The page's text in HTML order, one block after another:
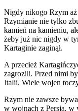
Nigdy nikogo Rzym aż
Rzymianie nie tylko
kamień na kamieniu,
żeby już nic nigdy w
Kartaginie zaginął.
A przecież
zagrozili. Przed nimi
Italii. Wiele wojen
Rzym nie zawsze
w wojnach z Persją, w